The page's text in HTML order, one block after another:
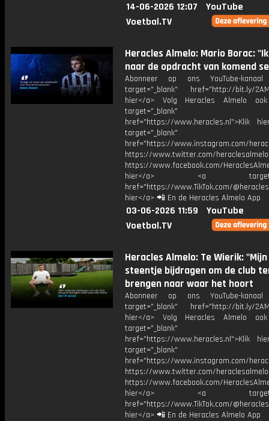
14-06-2026 12:07
YouTube
Voetbal.TV
Heracles Almelo: Mario Borac:
naar de opdracht van komend
Abonneer op ons YouTube-
target="_blank" href="http://bit.ly/
hier</a> Volg Heracles Almelo
target="_blank"
href="https://www.heracles.nl">Klik
target="_blank"
href="https://www.instagram.com/
https://www.twitter.com/heraclesalmelo
https://www.facebook.com/
hier</a> <a
href="https://www.TikTok.com/
hier</a> 📲 En de Heracles Almelo App
03-06-2026 11:59
YouTube
Voetbal.TV
Heracles Almelo: Te Wierik: "Mijn
steentje bijdragen om de club
brengen naar waar het hoort
Abonneer op ons YouTube-
target="_blank" href="http://bit.ly/
hier</a> Volg Heracles Almelo
target="_blank"
href="https://www.heracles.nl">Klik
target="_blank"
href="https://www.instagram.com/
https://www.twitter.com/heraclesalmelo
https://www.facebook.com/
hier</a> <a
href="https://www.TikTok.com/
hier</a> 📲 En de Heracles Almelo App